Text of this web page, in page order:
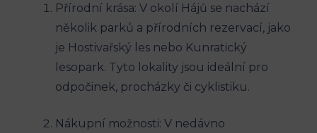
Přírodní krása:‍ V⁢ okolí Hájů se ⁢nachází
několik parků a přírodních rezervací, jako
je Hostivařský les nebo Kunratický
‍lesopark. Tyto lokality‍ jsou ‍ideální‍ pro
odpočinek, procházky či ⁢cyklistiku.
Nákupní možnosti: V ⁢nedávno